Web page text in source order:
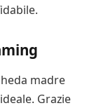
madre
Grazie